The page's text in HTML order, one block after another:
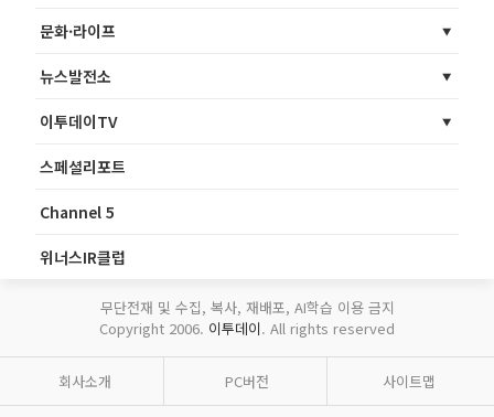
문화·라이프
뉴스발전소
이투데이TV
스페셜리포트
Channel 5
위너스IR클럽
무단전재 및 수집, 복사, 재배포, AI학습 이용 금지
Copyright 2006. 이투데이. All rights reserved
회사소개 PC버전 사이트맵